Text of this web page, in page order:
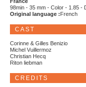
France
98min - 35 mm - Color - 1.85 -
Original language : French
CAST
Corinne & Gilles Benizio
Michel Vuillermoz
Christian Hecq
Riton liebman
CREDITS